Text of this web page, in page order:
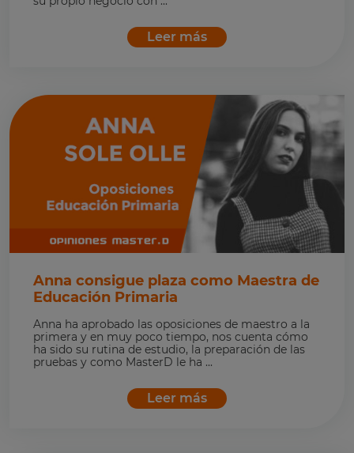
Leer más
Anna consigue plaza como Maestra de
Educación Primaria
Anna ha aprobado las oposiciones de maestro a la
primera y en muy poco tiempo, nos cuenta cómo
ha sido su rutina de estudio, la preparación de las
pruebas y como MasterD le ha ...
Leer más